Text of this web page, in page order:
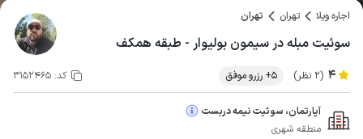
اجاره ویلا تهران تهران
سوئیت مبله در سیمون بولیوار - طبقه همکف
4 (2 نظر) 5+ رزرو موفق کد: 3152465
آپارتمان، سوئیت نیمه دربست
منطقه شهری